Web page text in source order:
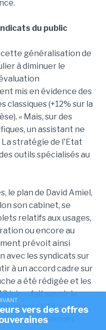
du public
généralisation de
à diminuer le
mis en évidence des
classiques (+12% sur la
« Mais, sur des
un assistant ne
stratégie de l'Etat
outils spécialisés au
le plan de David Amiel,
son cabinet, se
relatifs aux usages,
ou encore au
prévoit ainsi
avec les syndicats sur
à un accord cadre sur
a été rédigée et les
juin », fait savoir le
un accord à
du personnel.
vers des offres